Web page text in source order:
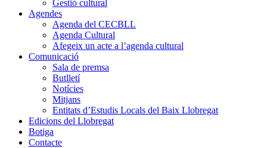
Gestió cultural
Agendes
Agenda del CECBLL
Agenda Cultural
Afegeix un acte a l’agenda cultural
Comunicació
Sala de premsa
Butlletí
Notícies
Mitjans
Entitats d’Estudis Locals del Baix Llobregat
Edicions del Llobregat
Botiga
Contacte